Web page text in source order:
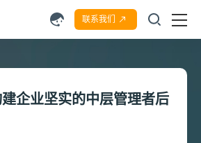
联系我们
企业坚实的中层管理者后